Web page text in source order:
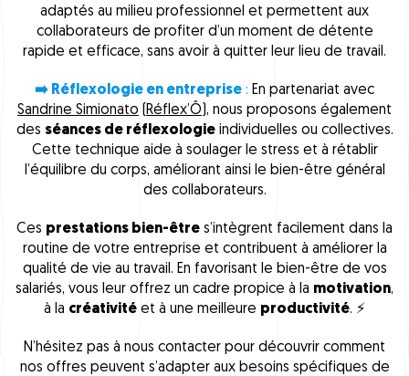
adaptés au milieu professionnel et permettent aux
collaborateurs de profiter d’un moment de détente
rapide et efficace, sans avoir à quitter leur lieu de travail.
➡️ Réflexologie en entreprise : En partenariat avec
Sandrine Simionato
Réflex’Ô ), nous proposons également
des séances de réflexologieindividuelles ou collectives.
Cette technique aide à soulager le stress et à rétablir
l’équilibre du corps, améliorant ainsi le bien-être général
des collaborateurs.
Ces prestations bien-être s’intègrent facilement dans la
routine de votre entreprise et contribuent à améliorer la
qualité de vie au travail. En favorisant le bien-être de vos
salariés, vous leur offrez un cadre propice à la motivation,
à la créativité et à une meilleure productivité. ⚡
N’hésitez pas à nous contacter pour découvrir comment
nos offres peuvent s’adapter aux besoins spécifiques de